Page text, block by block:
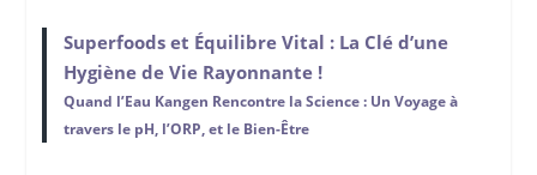
Superfoods et Équilibre Vital : La Clé d’une
Hygiène de Vie Rayonnante !
Quand l’Eau Kangen Rencontre la Science : Un Voyage à
travers le pH, l’ORP, et le Bien-Être